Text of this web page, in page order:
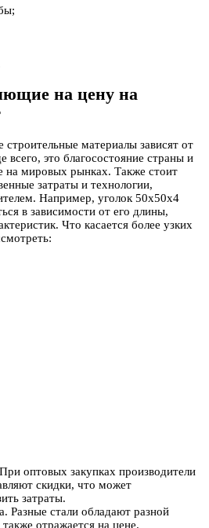
на цену на
строительные материалы зависят от
всего, это благосостояние страны и
на мировых рынках. Также стоит
затраты и технологии,
Например, уголок 50х50х4
в зависимости от его длины,
Что касается более узких
оптовых закупках производители
скидки, что может
затраты.
Разные стали обладают разной
отражается на цене.